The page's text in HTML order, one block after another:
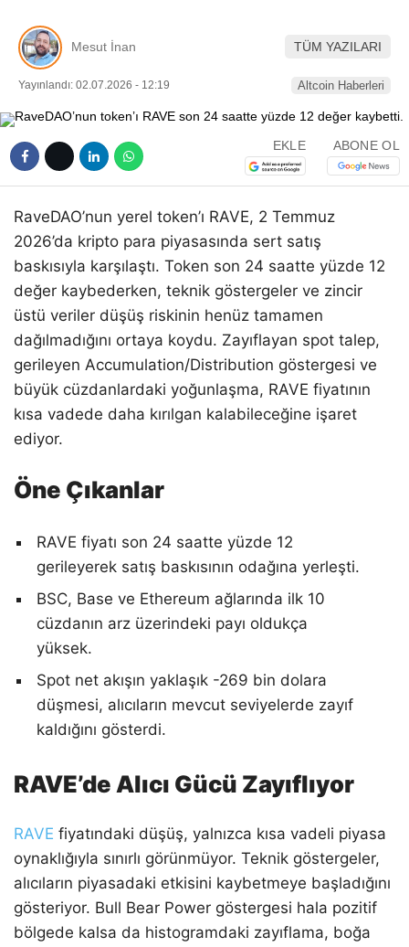
Mesut İnan TÜM YAZILARI
Yayınlandı: 02.07.2026 - 12:19 Altcoin Haberleri
EKLE ABONE OL
RaveDAO’nun yerel token’ı RAVE, 2 Temmuz
2026’da kripto para piyasasında sert satış
baskısıyla karşılaştı. Token son 24 saatte yüzde 12
değer kaybederken, teknik göstergeler ve zincir
üstü veriler düşüş riskinin henüz tamamen
dağılmadığını ortaya koydu. Zayıflayan spot talep,
gerileyen Accumulation/Distribution göstergesi ve
büyük cüzdanlardaki yoğunlaşma, RAVE fiyatının
kısa vadede daha kırılgan kalabileceğine işaret
ediyor.
Öne Çıkanlar
RAVE fiyatı son 24 saatte yüzde 12
gerileyerek satış baskısının odağına yerleşti.
BSC, Base ve Ethereum ağlarında ilk 10
cüzdanın arz üzerindeki payı oldukça
yüksek.
Spot net akışın yaklaşık -269 bin dolara
düşmesi, alıcıların mevcut seviyelerde zayıf
kaldığını gösterdi.
RAVE’de Alıcı Gücü Zayıflıyor
RAVE fiyatındaki düşüş, yalnızca kısa vadeli piyasa
oynaklığıyla sınırlı görünmüyor. Teknik göstergeler,
alıcıların piyasadaki etkisini kaybetmeye başladığını
gösteriyor. Bull Bear Power göstergesi hala pozitif
bölgede kalsa da histogramdaki zayıflama, boğa